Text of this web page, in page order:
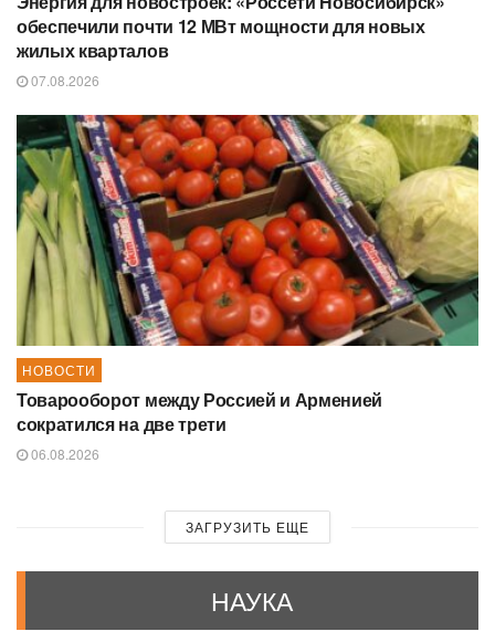
обеспечили почти 12 МВт мощности для новых
жилых кварталов
07.08.2026
НОВОСТИ
Товарооборот между Россией и Арменией
сократился на две трети
06.08.2026
ЗАГРУЗИТЬ ЕЩЕ
НАУКА